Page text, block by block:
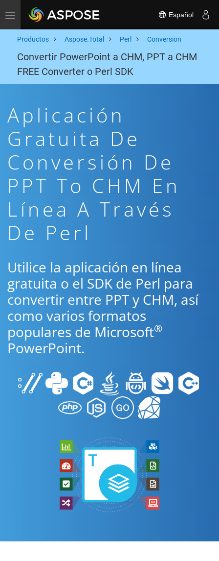
Toggle navigation Español
Productos Aspose.Total Perl Conversion
Convertir PowerPoint a CHM, PPT a CHM
FREE Converter o Perl SDK
Aplicación
Gratuita De
Conversión De
PPT To CHM En
Línea A Través
De Perl
Utilice la aplicación en línea
gratuita o el SDK de Perl para
convertir entre PPT y CHM, así
como varios formatos
populares de Microsoft®
PowerPoint.